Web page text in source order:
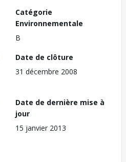
Catégorie
Environnementale
B
Date de clôture
31 décembre 2008
Date de dernière mise à
jour
15 janvier 2013